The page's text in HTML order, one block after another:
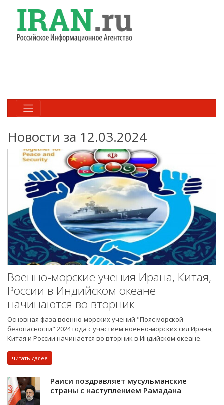
Новости за 12.03.2024
Военно-морские учения Ирана, Китая,
России в Индийском океане
начинаются во вторник
Основная фаза военно-морских учений "Пояс морской
безопасности" 2024 года с участием военно-морских сил Ирана,
Китая и России начинается во вторник в Индийском океане.
читать далее
Раиси поздравляет мусульманские
страны с наступлением Рамадана